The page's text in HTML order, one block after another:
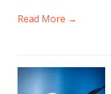
Read More →